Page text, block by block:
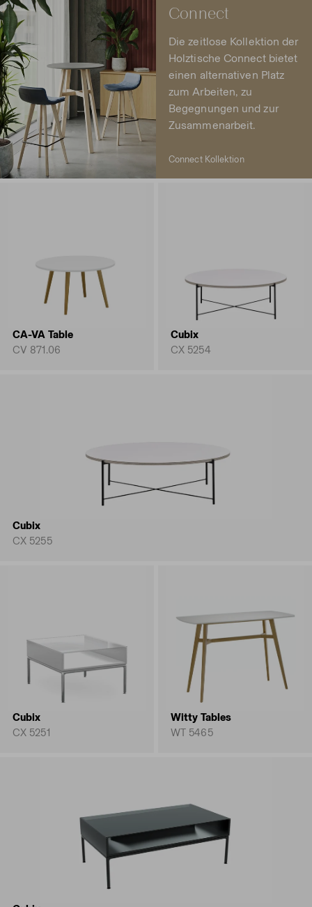
Connect
Die zeitlose Kollektion der
Holztische Connect bietet
einen alternativen Platz
zum Arbeiten, zu
Begegnungen und zur
Zusammenarbeit.
Connect Kollektion
CA-VA Table
CV 871.06
Cubix
CX 5255
Cubix
CX 5254
Cubix
CX 5251
Witty Tables
WT 5465